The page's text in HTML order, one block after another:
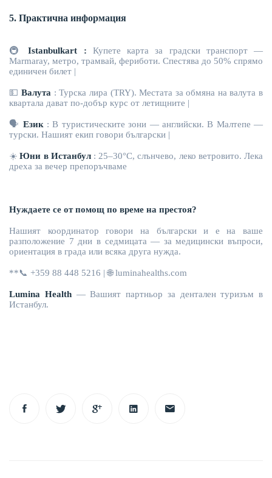
5. Практична информация
🚇 Istanbulkart : Купете карта за градски транспорт —
Marmaray, метро, трамвай, фериботи. Спестява до 50% спрямо
единичен билет |
💵 Валута : Турска лира (TRY).Местата за обмяна на валутав
квартала дават по-добър курс от летищните |
🗣 Език :В туристическите зони — английски. В Малтепе —
турски. Нашият екип говори български |
☀ ️Юни в Истанбул : 25–30°C, слънчево, леко ветровито. Лека
дреха за вечер препоръчваме
Нуждаете се от помощ по време на престоя?
Нашият координатор говори на български и е на ваше
разположение 7 дни в седмицата — за медицински въпроси,
ориентация в града или всяка друга нужда.
**📞 +359 88 448 5216 |🌐luminahealths.com
Lumina Health — Вашият партньор за дентален туризъм в
Истанбул.